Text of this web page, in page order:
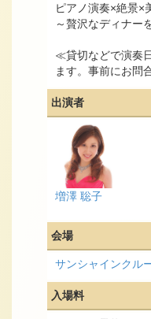
ピアノ演奏×絶景×
～贅沢なディナー
≪貸切などで演奏
ます。事前にお問
出演者
増澤 聡子
会場
サンシャインクル
入場料